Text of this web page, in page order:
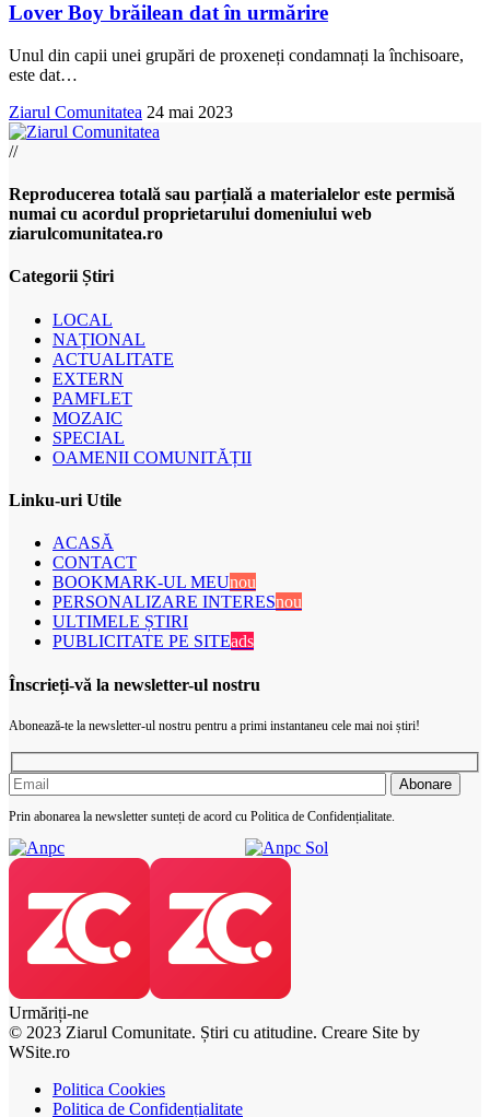
Lover Boy brăilean dat în urmărire
Unul din capii unei grupări de proxeneți condamnați la închisoare,
este dat…
Ziarul Comunitatea 24 mai 2023
//
Reproducerea totală sau parțială a materialelor este permisă
numai cu acordul proprietarului domeniului web
ziarulcomunitatea.ro
Categorii Știri
LOCAL
NAȚIONAL
ACTUALITATE
EXTERN
PAMFLET
MOZAIC
SPECIAL
OAMENII COMUNITĂȚII
Linku-uri Utile
ACASĂ
CONTACT
BOOKMARK-UL MEUnou
PERSONALIZARE INTERESnou
ULTIMELE ȘTIRI
PUBLICITATE PE SITEads
Înscrieți-vă la newsletter-ul nostru
Abonează-te la newsletter-ul nostru pentru a primi instantaneu cele mai noi știri!
Prin abonarea la newsletter sunteți de acord cu Politica de Confidențialitate.
Urmăriți-ne
© 2023 Ziarul Comunitate. Știri cu atitudine. Creare Site by
WSite.ro
Politica Cookies
Politica de Confidențialitate